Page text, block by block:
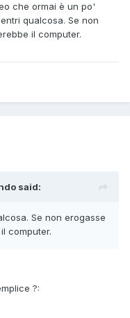
che ormai è un po'
qualcosa. Se non
il computer.
said:
Se non erogasse
computer.
?: